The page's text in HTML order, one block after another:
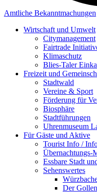
Amtliche Bekanntmachungen
Wirtschaft und Umwelt
Citymanagement
Fairtrade
Klimaschutz
Blies-Taler
Freizeit und
Stadtwald
Vereine & Sport
Förderung für
Biosphäre
Stadtführungen
Uhrenmuseum
Für Gäste und Aktive
Tourist Info /
Übernachtungs-
Essbare Stadt
Sehenswertes
Der